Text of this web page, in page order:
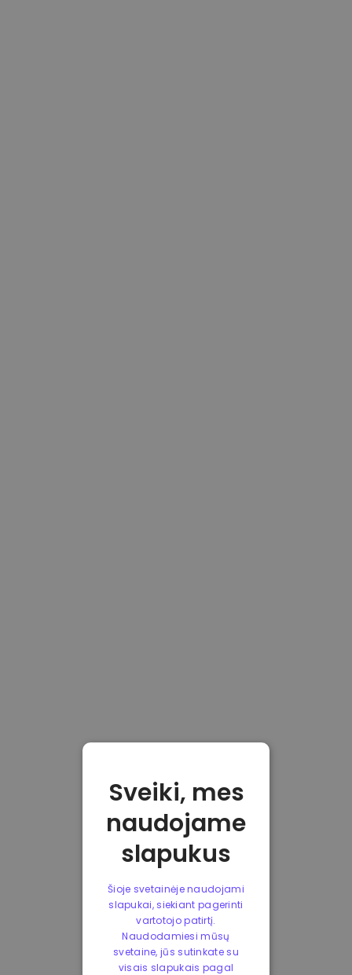
Sveiki, mes
naudojame
slapukus
Šioje svetainėje naudojami
slapukai, siekiant pagerinti
vartotojo patirtį.
Naudodamiesi mūsų
svetaine, jūs sutinkate su
visais slapukais pagal